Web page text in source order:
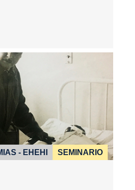
- EHEHI SEMINARIO